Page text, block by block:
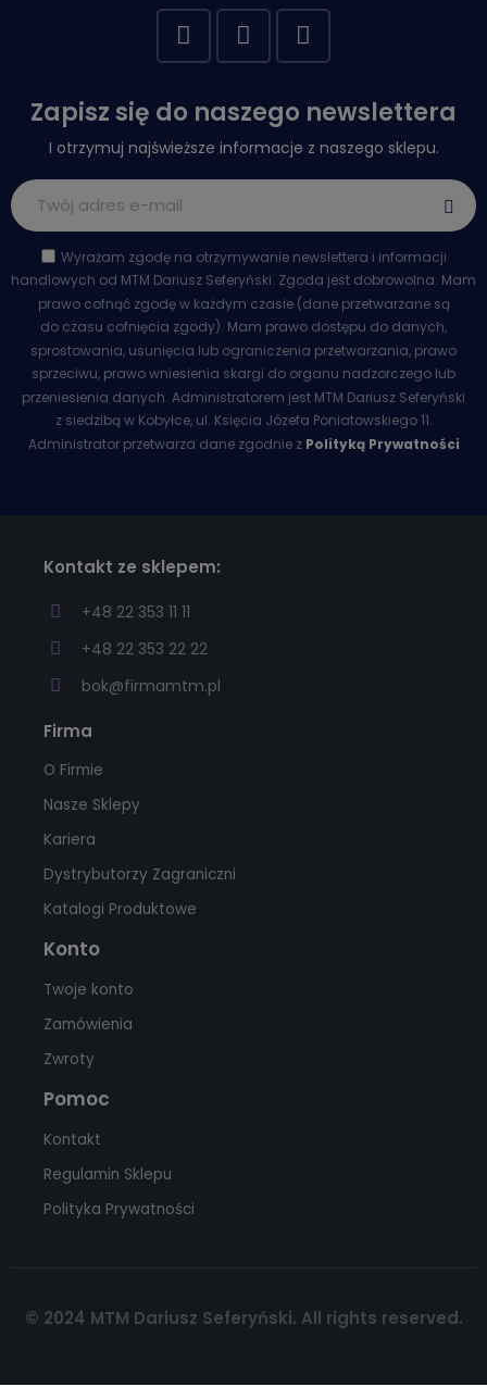
Zapisz się do naszego newslettera
I otrzymuj najświeższe informacje z naszego sklepu.
Wyrażam zgodę na otrzymywanie newslettera i informacji
handlowych od MTM Dariusz Seferyński. Zgoda jest dobrowolna. Mam
prawo cofnąć zgodę w każdym czasie (dane przetwarzane są
do czasu cofnięcia zgody). Mam prawo dostępu do danych,
sprostowania, usunięcia lub ograniczenia przetwarzania, prawo
sprzeciwu, prawo wniesienia skargi do organu nadzorczego lub
przeniesienia danych. Administratorem jest MTM Dariusz Seferyński
z siedzibą w Kobyłce, ul. Księcia Józefa Poniatowskiego 11.
Administrator przetwarza dane zgodnie z Polityką Prywatności
Kontakt ze sklepem:
+48 22 353 11 11
+48 22 353 22 22
bok@firmamtm.pl
Firma
O Firmie
Nasze Sklepy
Kariera
Dystrybutorzy Zagraniczni
Katalogi Produktowe
Konto
Twoje konto
Zamówienia
Zwroty
Pomoc
Kontakt
Regulamin Sklepu
Polityka Prywatności
© 2024 MTM Dariusz Seferyński. All rights reserved.